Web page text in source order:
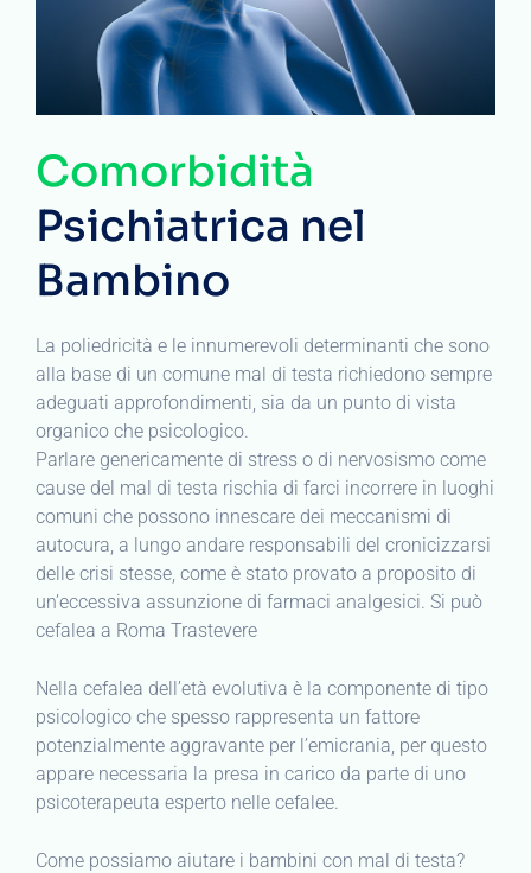
Comorbidità
Psichiatrica nel
Bambino
La poliedricità e le innumerevoli determinanti che sono
alla base di un comune mal di testa richiedono sempre
adeguati approfondimenti, sia da un punto di vista
organico che psicologico.
Parlare genericamente di stress o di nervosismo come
cause del mal di testa rischia di farci incorrere in luoghi
comuni che possono innescare dei meccanismi di
autocura, a lungo andare responsabili del cronicizzarsi
delle crisi stesse, come è stato provato a proposito di
un’eccessiva assunzione di farmaci analgesici. Si può
cefalea a Roma Trastevere
Nella cefalea dell’età evolutiva è la componente di tipo
psicologico che spesso rappresenta un fattore
potenzialmente aggravante per l’emicrania, per questo
appare necessaria la presa in carico da parte di uno
psicoterapeuta esperto nelle cefalee.
Come possiamo aiutare i bambini con mal di testa?